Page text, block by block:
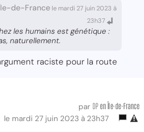
de-France le mardi 27 juin 2023 à
23h37
les humains est génétique :
naturellement.
raciste pour la route
par DP en Île-de-France
le mardi 27 juin 2023 à 23h37